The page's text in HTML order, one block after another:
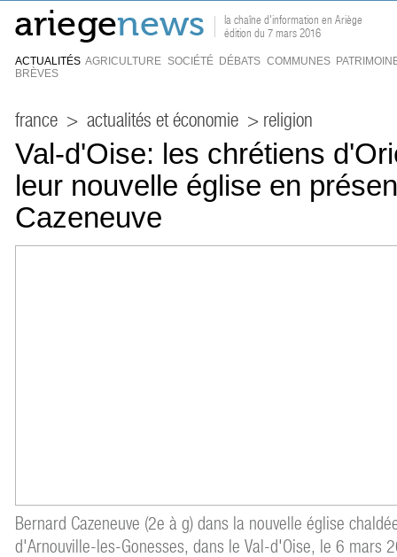
la chaîne d'information en Ariège
édition du 7 mars 2016
ACTUALITÉS AGRICULTURE SOCIÉTÉ DÉBATS COMMUNES
BRÈVES
france > actualités et économie > religion
Val-d'Oise: les chrétiens
leur nouvelle église en
Cazeneuve
Bernard Cazeneuve (2e à g) dans la nouvelle église
d'Arnouville-les-Gonesses, dans le Val-d'Oise, le 6 mars